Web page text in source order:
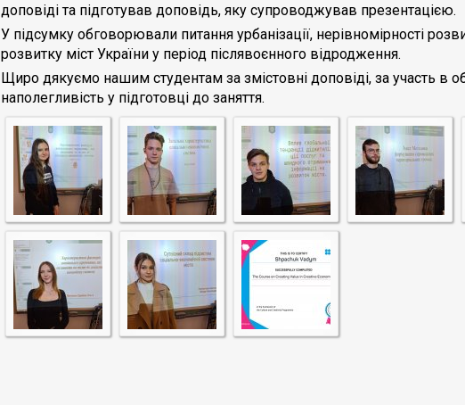
доповіді та підготував доповідь, яку супроводжував презентацією.
У підсумку обговорювали питання урбанізації, нерівномірності
розвитку міст України у період післявоєнного відродження.
Щиро дякуємо нашим студентам за змістовні доповіді, за участь в
наполегливість у підготовці до заняття.